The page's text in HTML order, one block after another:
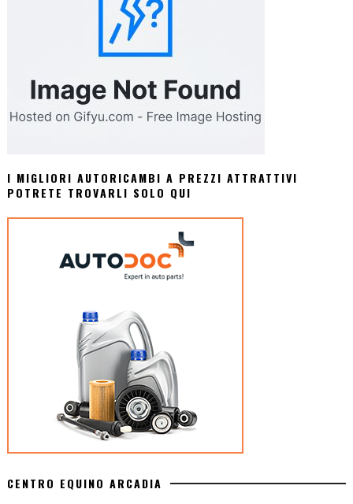
I MIGLIORI AUTORICAMBI A PREZZI ATTRATTIVI
POTRETE TROVARLI SOLO QUI
CENTRO EQUINO ARCADIA